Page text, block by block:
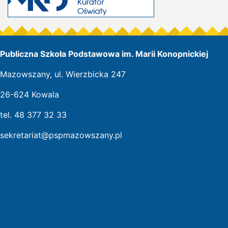
Publiczna Szkoła Podstawowa im. Marii Konopnickiej
Mazowszany, ul. Wierzbicka 247
26-624 Kowala
tel. 48 377 32 33
sekretariat@pspmazowszany.pl